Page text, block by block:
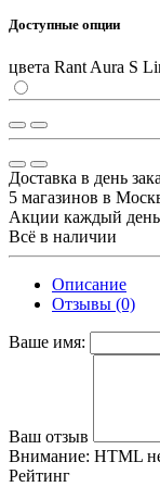
Доступные опции
цвета Rant Aura S
Доставка в день
5 магазинов в
Акции каждый день
Всё в наличии
Описание
Отзывы (0)
Ваше имя:
Ваш отзыв
Внимание: HTML
Рейтинг